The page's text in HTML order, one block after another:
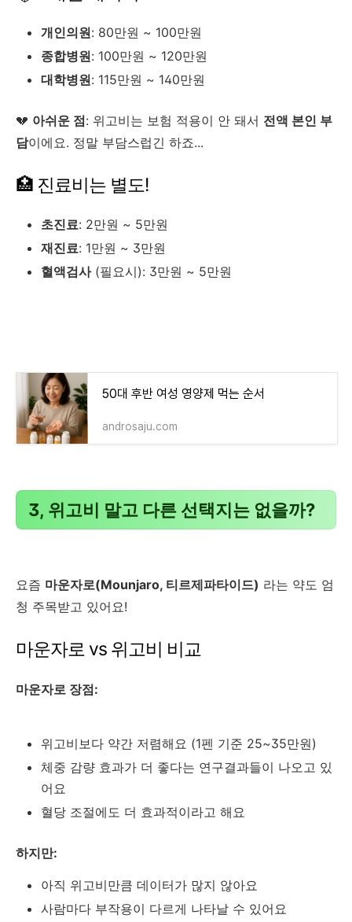
개인의원: 80만원 ~ 100만원
종합병원: 100만원 ~ 120만원
대학병원: 115만원 ~ 140만원
💔 아쉬운 점: 위고비는 보험 적용이 안 돼서 전액 본인 부
담이에요. 정말 부담스럽긴 하죠...
🏥 진료비는 별도!
초진료: 2만원 ~ 5만원
재진료: 1만원 ~ 3만원
혈액검사(필요시): 3만원 ~ 5만원
50대 후반 여성 영양제 먹는 순서
androsaju.com
3, 위고비 말고 다른 선택지는 없을까?
요즘 마운자로(Mounjaro, 티르제파타이드) 라는 약도 엄
청 주목받고 있어요!
마운자로 vs 위고비 비교
마운자로 장점:
위고비보다 약간 저렴해요 (1펜 기준 25~35만원)
체중 감량 효과가 더 좋다는 연구결과들이 나오고 있
어요
혈당 조절에도 더 효과적이라고 해요
하지만:
아직 위고비만큼 데이터가 많지 않아요
사람마다 부작용이 다르게 나타날 수 있어요